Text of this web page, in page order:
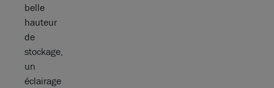
belle
hauteur
de
stockage,
un
éclairage